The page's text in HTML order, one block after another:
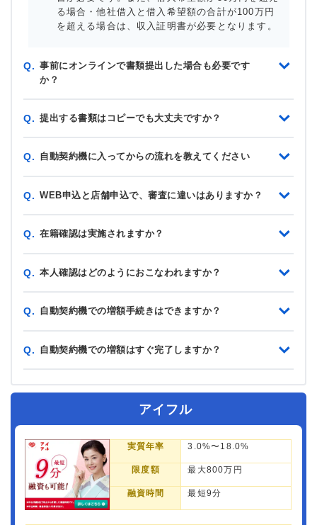
る場合・他社借入と借入希望額の合計が100万円
を超える場合は、収入証明書が必要となります。
Q. 事前にオンラインで書類提出した場合も必要です
か？
Q. 提出する書類はコピーでも大丈夫ですか？
Q. 自動契約機に入ってからの流れを教えてください
Q. WEB申込と店舗申込で、審査に違いはありますか？
Q. 在籍確認は実施されますか？
Q. 本人確認はどのようにおこなわれますか？
Q. 自動契約機での増額手続きはできますか？
Q. 自動契約機での増額はすぐ完了しますか？
アイフル
実質年率 3.0%〜18.0%
限度額 最大800万円
融資時間 最短9分